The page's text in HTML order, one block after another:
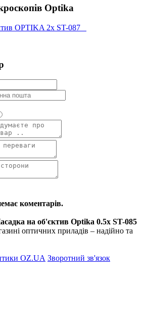
Optika
OPTIKA 2x ST-087
коментарів.
на об'єктив Optika 0.5x ST-085
оптичних приладів – надійно та
Зворотний зв'язок